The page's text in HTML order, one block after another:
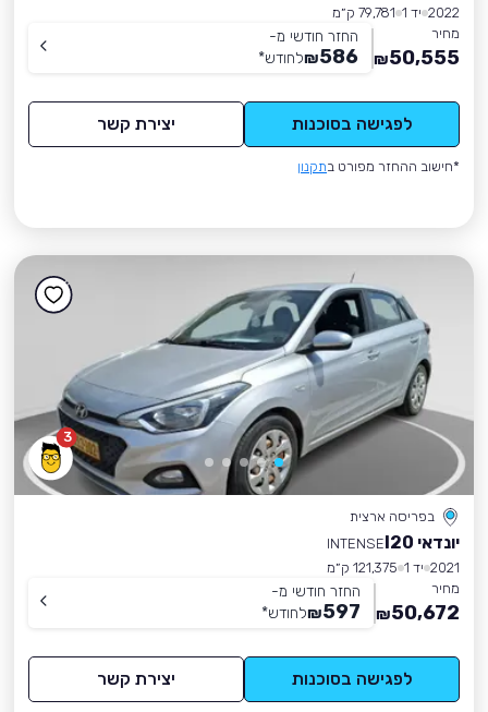
2022 יד 1
79,781 ק״מ
מחיר
50,555
₪
החזר חודשי מ-
586
₪לחודש*
לפגישה בסוכנות יצירת קשר
*חישוב ההחזר מפורט בתקנון
3
בפריסה ארצית
יונדאי I20
INTENSE
2021 יד 1
121,375 ק״מ
מחיר
50,672
₪
החזר חודשי מ-
597
₪לחודש*
לפגישה בסוכנות יצירת קשר